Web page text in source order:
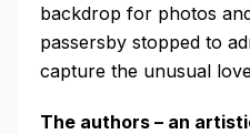
backdrop for photos
passersby stopped to
capture the unusual
The authors – an